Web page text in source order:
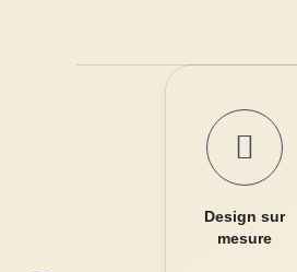
Design sur
mesure